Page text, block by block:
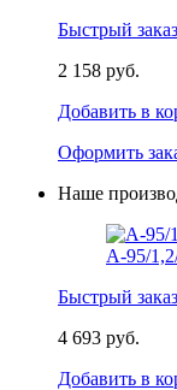
Быстрый заказ
2 158 руб.
Добавить в
Оформить
Наше
А-95/
Быстрый заказ
4 693 руб.
Добавить в